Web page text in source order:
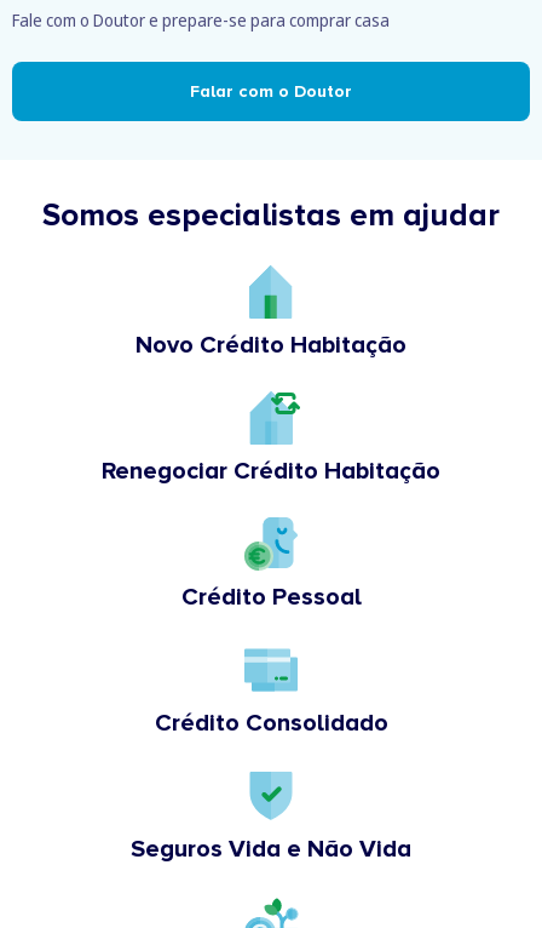
Fale com o Doutor e prepare-se para comprar casa
Falar com o Doutor
Somos especialistas em ajudar
Novo Crédito Habitação
Renegociar Crédito Habitação
Crédito Pessoal
Crédito Consolidado
Seguros Vida e Não Vida